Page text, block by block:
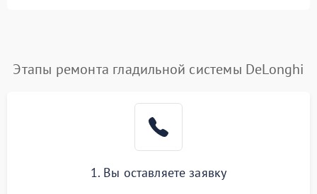
Этапы ремонта гладильной системы DeLonghi
1. Вы оставляете заявку